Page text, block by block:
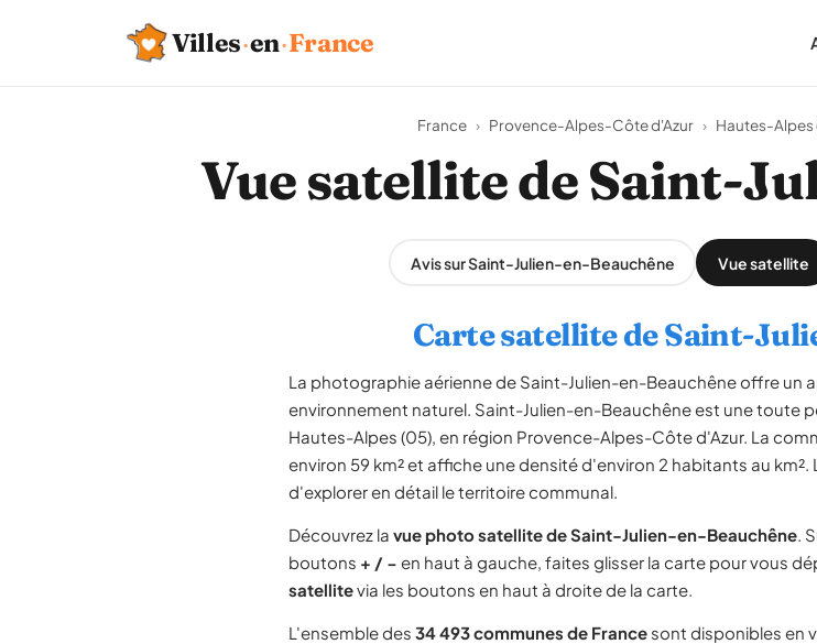
Villes·en·France
France › Provence-Alpes-Côte d'Azur › Hautes-Alpes
Vue satellite de Saint-
Avis sur Saint-Julien-en-Beauchêne Vue satellite
Carte satellite de Saint-
La photographie aérienne de Saint-Julien-en-Beauchêne offre un
environnement naturel. Saint-Julien-en-Beauchêne est une toute
Hautes-Alpes (05), en région Provence-Alpes-Côte d'Azur. La
environ 59 km² et affiche une densité d'environ 2 habitants au
d'explorer en détail le territoire communal.
Découvrez la vue photo satellite de Saint-Julien-en-Beauchêne.
boutons + / − en haut à gauche, faites glisser la carte pour vous
satellitevia les boutons en haut à droite de la carte.
L'ensemble des 34 493 communes de France sont disponibles en